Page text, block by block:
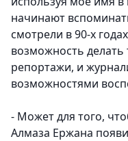
начинают
смотрели в 90-х
возможность
репортажи, и
возможностями
- Может для того,
Алмаза Ержана